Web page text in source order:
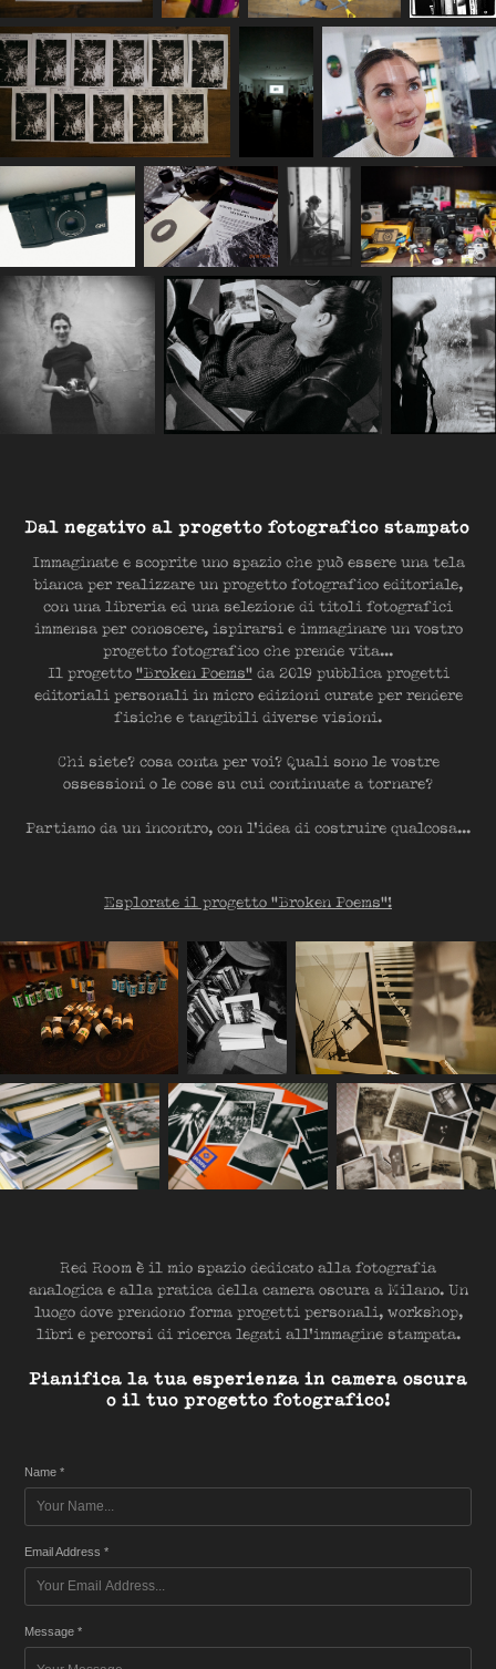
Dal negativo al progetto fotografico stampato
Immaginate e scoprite uno spazio che può essere una tela
bianca per realizzare un progetto fotografico editoriale,
con una libreria ed una selezione di titoli fotografici
immensa per conoscere, ispirarsi e immaginare un vostro
progetto fotografico che prende vita...
Il progetto "Broken Poems"da 2019 pubblica progetti
editoriali personali in micro edizioni curate per rendere
fisiche e tangibili diverse visioni.
Chi siete? cosa conta per voi? Quali sono le vostre
ossessioni o le cose su cui continuate a tornare?
Partiamo da un incontro, con l'idea di costruire qualcosa...
Esplorate il progetto "Broken Poems"!
Red Room è il mio spazio dedicato alla fotografia
analogica e alla pratica della camera oscura a Milano. Un
luogo dove prendono forma progetti personali, workshop,
libri e percorsi di ricerca legati all'immagine stampata.
Pianifica la tua esperienza in camera oscura
o il tuo progetto fotografico!
Name *
Email Address *
Message *